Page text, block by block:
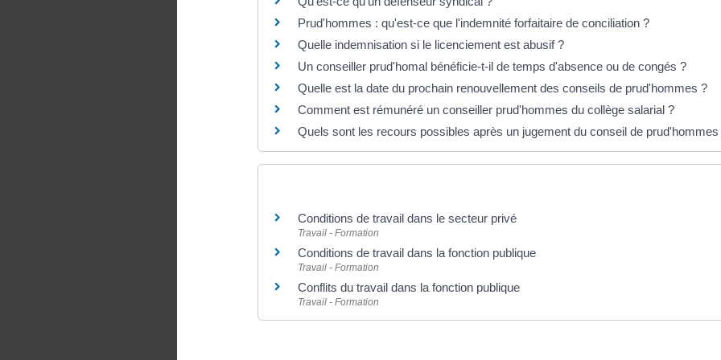
Prud'hommes : qu'est-ce que l'indemnité forfaitaire de conciliation ?
Quelle indemnisation si le licenciement est abusif ?
Un conseiller prud'homal bénéficie-t-il de temps d'absence ou de congés ?
Quelle est la date du prochain renouvellement des conseils de prud'hommes ?
Comment est rémunéré un conseiller prud'hommes du collège salarial ?
Quels sont les recours possibles après un jugement du conseil de prud'hommes
Conditions de travail dans le secteur privé
Travail - Formation
Conditions de travail dans la fonction publique
Travail - Formation
Conflits du travail dans la fonction publique
Travail - Formation